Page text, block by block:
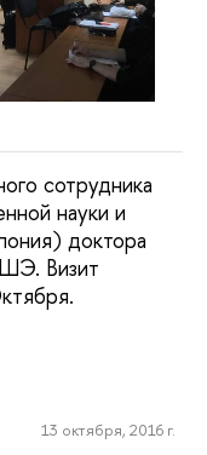
сотрудника
науки и
доктора
Визит
13 октября, 2016 г.